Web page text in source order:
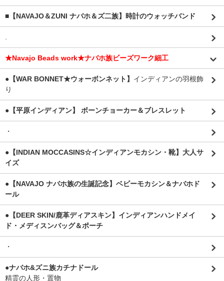
■【NAVAJO＆ZUNI ナバホ＆ズ二族】時計のウォッチバンド
★Navajo Beads work★ナバホ族ビーズワーク細工
●【WAR BONNET★ウォーボンネット】 インディアンの羽根飾
り
●【平原インディアン】 ボーンチョーカー＆ブレスレット
・
●【INDIAN MOCCASINS☆インディアンモカシン・靴】大人サ
イズ
●【NAVAJO ナバホ族の生誕記念】ベビーモカシン＆ナバホド
ール
●【DEER SKIN/鹿革ディアスキン】インディアンハンドメイ
ド・メディスンバッグ＆ポーチ
・
●ナバホ&ズニ族カチナドール
精霊の人形・置物